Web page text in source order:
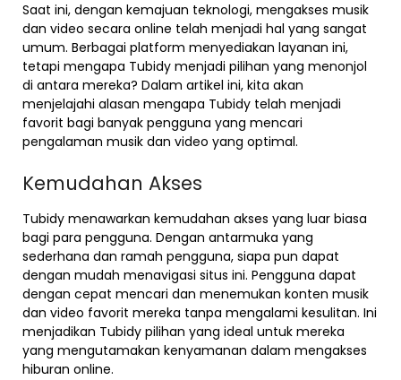
Saat ini, dengan kemajuan teknologi, mengakses musik
dan video secara online telah menjadi hal yang sangat
umum. Berbagai platform menyediakan layanan ini,
tetapi mengapa Tubidy menjadi pilihan yang menonjol
di antara mereka? Dalam artikel ini, kita akan
menjelajahi alasan mengapa Tubidy telah menjadi
favorit bagi banyak pengguna yang mencari
pengalaman musik dan video yang optimal.
Kemudahan Akses
Tubidy menawarkan kemudahan akses yang luar biasa
bagi para pengguna. Dengan antarmuka yang
sederhana dan ramah pengguna, siapa pun dapat
dengan mudah menavigasi situs ini. Pengguna dapat
dengan cepat mencari dan menemukan konten musik
dan video favorit mereka tanpa mengalami kesulitan. Ini
menjadikan Tubidy pilihan yang ideal untuk mereka
yang mengutamakan kenyamanan dalam mengakses
hiburan online.